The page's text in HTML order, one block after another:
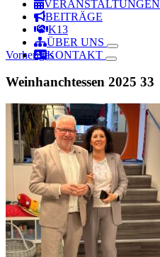
VERANSTALTUNGEN
BEITRÄGE
K13
ÜBER UNS
KONTAKT
Vorheriges
Weinhanchtessen 2025 33